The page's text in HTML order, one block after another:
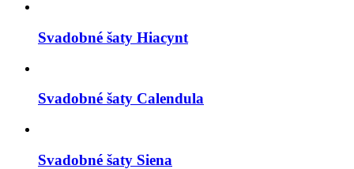
Svadobné šaty Hiacynt
Svadobné šaty Calendula
Svadobné šaty Siena